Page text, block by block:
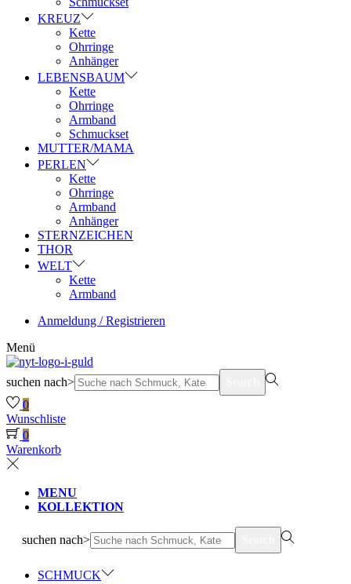
KREUZ
Kette
Ohrringe
Anhänger
LEBENSBAUM
Kette
Ohrringe
Armband
Schmuckset
MUTTER/MAMA
PERLEN
Kette
Ohrringe
Armband
Anhänger
STERNZEICHEN
THOR
WELT
Kette
Armband
Anmeldung / Registrieren
Menü
suchen nach>
0
Wunschliste
0
Warenkorb
MENU
KOLLEKTION
suchen nach>
SCHMUCK